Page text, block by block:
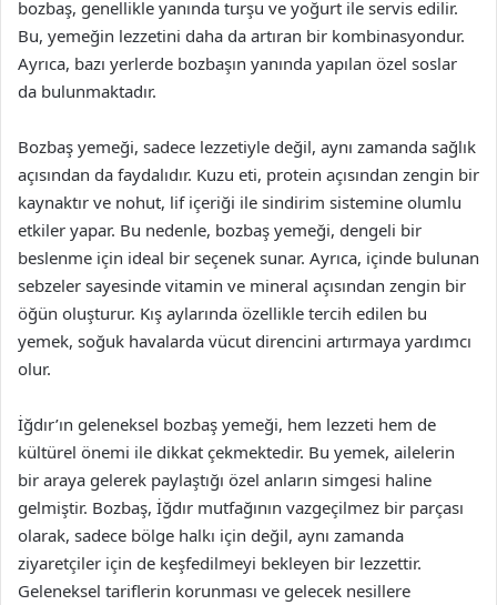
bozbaş, genellikle yanında turşu ve yoğurt ile servis edilir.
Bu, yemeğin lezzetini daha da artıran bir kombinasyondur.
Ayrıca, bazı yerlerde bozbaşın yanında yapılan özel soslar
da bulunmaktadır.
Bozbaş yemeği, sadece lezzetiyle değil, aynı zamanda sağlık
açısından da faydalıdır. Kuzu eti, protein açısından zengin bir
kaynaktır ve nohut, lif içeriği ile sindirim sistemine olumlu
etkiler yapar. Bu nedenle, bozbaş yemeği, dengeli bir
beslenme için ideal bir seçenek sunar. Ayrıca, içinde bulunan
sebzeler sayesinde vitamin ve mineral açısından zengin bir
öğün oluşturur. Kış aylarında özellikle tercih edilen bu
yemek, soğuk havalarda vücut direncini artırmaya yardımcı
olur.
İğdır’ın geleneksel bozbaş yemeği, hem lezzeti hem de
kültürel önemi ile dikkat çekmektedir. Bu yemek, ailelerin
bir araya gelerek paylaştığı özel anların simgesi haline
gelmiştir. Bozbaş, İğdır mutfağının vazgeçilmez bir parçası
olarak, sadece bölge halkı için değil, aynı zamanda
ziyaretçiler için de keşfedilmeyi bekleyen bir lezzettir.
Geleneksel tariflerin korunması ve gelecek nesillere